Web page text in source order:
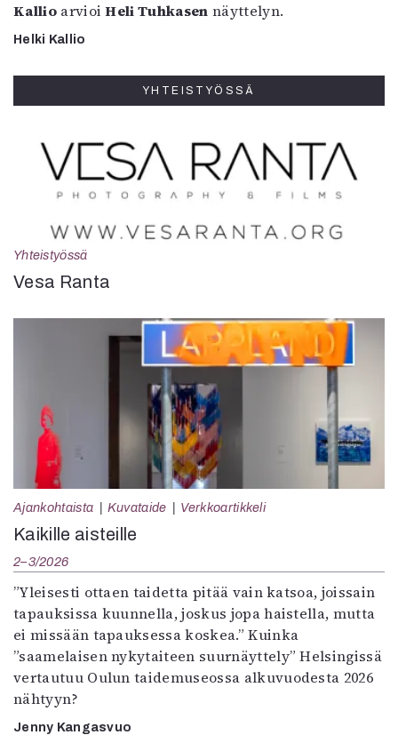
KallioarvioiHeli Tuhkasen näyttelyn.
Helki Kallio
YHTEISTYÖSSÄ
Yhteistyössä
Vesa Ranta
Ajankohtaista Kuvataide Verkkoartikkeli
Kaikille aisteille
2–3/2026
”Yleisesti ottaen taidetta pitää vain katsoa, joissain
tapauksissa kuunnella, joskus jopa haistella, mutta
ei missään tapauksessa koskea.” Kuinka
”saamelaisen nykytaiteen suurnäyttely” Helsingissä
vertautuu Oulun taidemuseossa alkuvuodesta 2026
nähtyyn?
Jenny Kangasvuo